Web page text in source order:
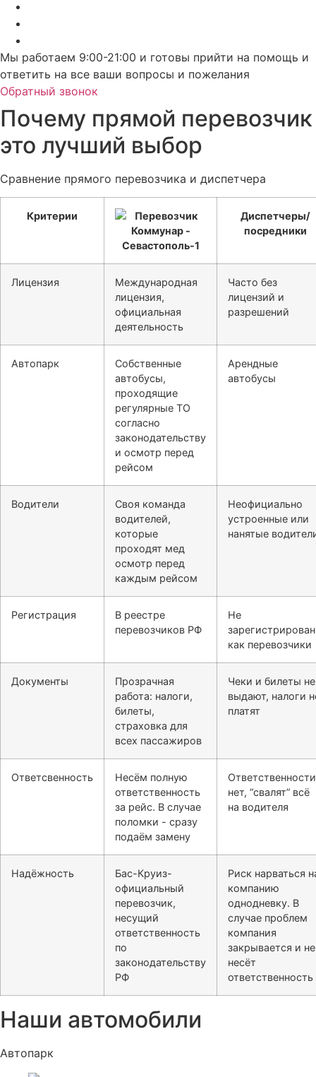
Мы работаем 9:00-21:00 и готовы прийти на помощь и
ответить на все ваши вопросы и пожелания
Обратный звонок
Почему прямой перевозчик
это лучший выбор
Сравнение прямого перевозчика и диспетчера
Критерии
Диспетчеры/
посредники
Лицензия
Международная
лицензия,
официальная
деятельность
Часто без
лицензий и
разрешений
Автопарк
Собственные
автобусы,
проходящие
регулярные ТО
согласно
законодательству
и осмотр перед
рейсом
Арендные
автобусы
Водители
Своя команда
водителей,
которые
проходят мед
осмотр перед
каждым рейсом
Неофициально
устроенные или
нанятые
Регистрация
В реестре
перевозчиков РФ
Не
как перевозчики
Документы
Прозрачная
работа: налоги,
билеты,
страховка для
всех пассажиров
Чеки и билеты не
выдают, налоги
платят
Ответсвенность
Несём полную
ответственность
за рейс. В случае
поломки - сразу
подаём замену
Ответственности
нет, “свалят” всё
на водителя
Надёжность
Бас-Круиз-
официальный
перевозчик,
несущий
ответственность
по
законодательству
РФ
Риск нарваться
компанию
однодневку. В
случае проблем
компания
закрывается и не
несёт
ответственность
Наши автомобили
Автопарк